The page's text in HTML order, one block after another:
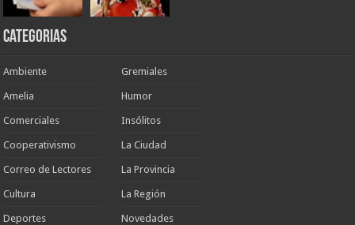
Categorias
Ambiente
Amelia
Comerciales
Cooperativismo
Correo de Lectores
Cultura
Deportes
Gremiales
Humor
Insólitos
La Ciudad
La Provincia
La Región
Novedades